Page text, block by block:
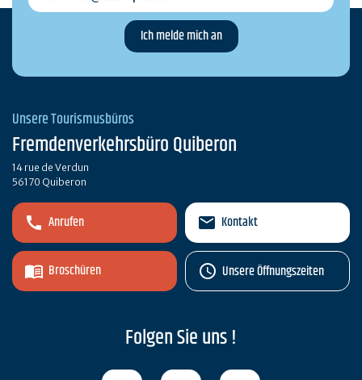
Unsere Tourismusbüros
Fremdenverkehrsbüro Quiberon
14 rue de Verdun
56170 Quiberon
Anrufen
Broschüren
Kontakt
Unsere Öffnungszeiten
Folgen Sie uns !